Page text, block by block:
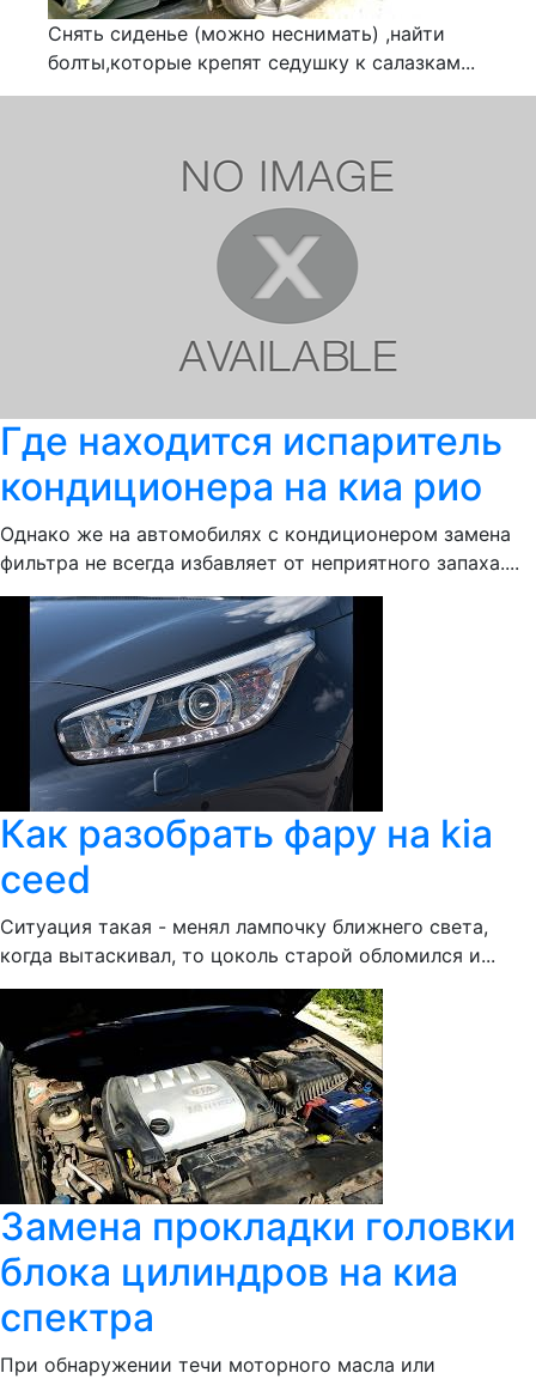
Снять сиденье (можно неснимать) ,найти
болты,которые крепят седушку к салазкам...
Где находится испаритель
кондиционера на киа рио
Однако же на автомобилях с кондиционером замена
фильтра не всегда избавляет от неприятного запаха....
Как разобрать фару на kia
ceed
Ситуация такая - менял лампочку ближнего света,
когда вытаскивал, то цоколь старой обломился и...
Замена прокладки головки
блока цилиндров на киа
спектра
При обнаружении течи моторного масла или